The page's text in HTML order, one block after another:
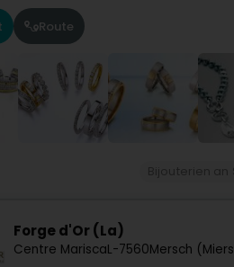
Route
Forge d'Or (La)
Centre MariscaL-7560Mersch